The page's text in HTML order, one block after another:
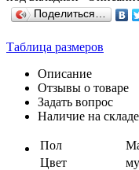
Поделиться…
Таблица размеров
Описание
Отзывы о товаре
Задать вопрос
Наличие на складе
Пол
Цвет